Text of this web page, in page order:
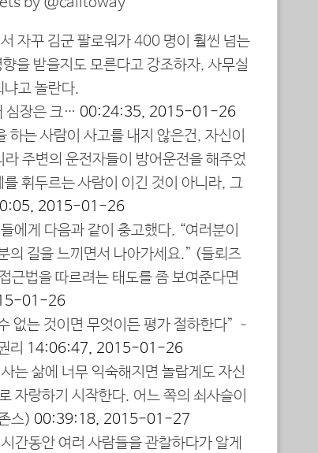
자꾸 김군 팔로워가 400 명이 훨씬 넘는
을 받을지도 모른다고 강조하자, 사무실
고 놀란다.
심장은 크… 00:24:35, 2015-01-26
하는 사람이 사고를 내지 않은건, 자신이
주변의 운전자들이 방어운전을 해주었
휘두르는 사람이 이긴 것이 아니라, 그
2015-01-26
에게 다음과 같이 충고했다. “여러분이
의 길을 느끼면서 나아가세요.” (들뢰즈
근법을 따르려는 태도를 좀 보여준다면
01-26
없는 것이면 무엇이든 평가 절하한다” –
리 14:06:47, 2015-01-26
는 삶에 너무 익숙해지면 놀랍게도 자신
자랑하기 시작한다. 어느 쪽의 쇠사슬이
스) 00:39:18, 2015-01-27
간동안 여러 사람들을 관찰하다가 알게